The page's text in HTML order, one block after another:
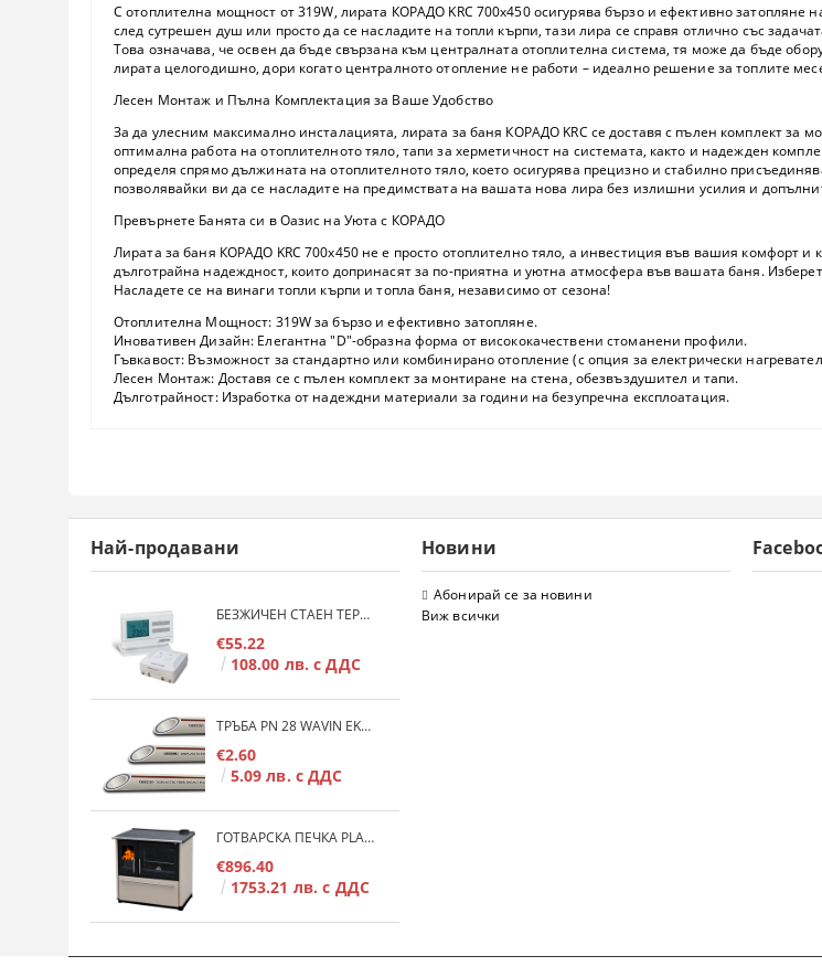
Сотоплителна мощност от 319W, лирата КОРАДО KRC 700x450 осигурява бързо и ефективно
след сутрешен душ или просто да се насладите на топли кърпи, тази лира се справя отлично със
Това означава, че освен да бъде свързана към централната отоплителна система, тя може да бъде
лирата целогодишно, дори когато централното отопление не работи – идеално решение за топлите
Лесен Монтаж и Пълна Комплектация за Ваше Удобство
За да улесним максимално инсталацията, лирата за баня КОРАДО KRC се доставя с пълен комплект за
оптимална работа на отоплителното тяло, тапи за херметичност на системата, както и надежден
определя спрямо дължината на отоплителното тяло, което осигурява прецизно и стабилно
позволявайки ви да се насладите на предимствата на вашата нова лира без излишни усилия и
Превърнете Банята си в Оазис на Уюта с КОРАДО
Лирата за баня КОРАДО KRC 700x450 не е просто отоплително тяло, а инвестиция във вашия комфорт и
дълготрайна надеждност, които допринасят за по-приятна и уютна атмосфера във вашата баня.
Насладете се на винаги топли кърпи и топла баня, независимо от сезона!
Отоплителна Мощност: 319W за бързо и ефективно затопляне.
Иновативен Дизайн: Елегантна "D"-образна форма от висококачествени стоманени профили.
Гъвкавост: Възможност за стандартно или комбинирано отопление (с опция за електрически
Лесен Монтаж: Доставя се с пълен комплект за монтиране на стена, обезвъздушител и тапи.
Дълготрайност:Изработка от надеждни материали за години на безупречна експлоатация.
Най-продавани
БЕЗЖИЧЕН СТАЕН ТЕРМОСТАТ COMPUTHERM Q7RF
€55.22
108.00 лв. с ДДС
ТРЪБА PN 28 WAVIN EKOPLASTIK FIBER BASALT PLUS - 3М/БР.
€2.60
5.09 лв. с ДДС
ГОТВАРСКА ПЕЧКА PLAMEN 850 GLAS 11KW
€896.40
1753.21 лв. с ДДС
Новини
Абонирай се за новини
Виж всички